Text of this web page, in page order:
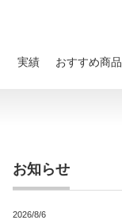
実績 おすすめ商品
お知らせ
2026/8/6